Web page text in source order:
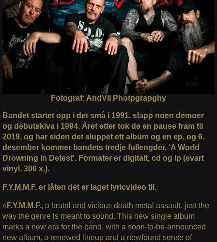
Fotograf: AndVil Photpgrapghy
Bandet startet opp i det små i 1991, slapp noen demoer
og debutskiva i 1994. Året etter tok de en pause fram til
2019, og har siden det sluppet ett album og en ep, og 6.
desember kommer bandets tredje fullengder, ‘A World
Drowning In Detest’. Formater er digitalt, cd og lp (svart
vinyl, 300 x.).
F.Y.M.M.F. er låten det er laget lyricvideo til.
« F.Y.M.M.F.,a brutal and vicious death metal assault, just the
way the genre is meant to sound. This new single album
marks a new era for the band, with a soon-to-be-announced
new album, a renewed lineup and a newfound sense of